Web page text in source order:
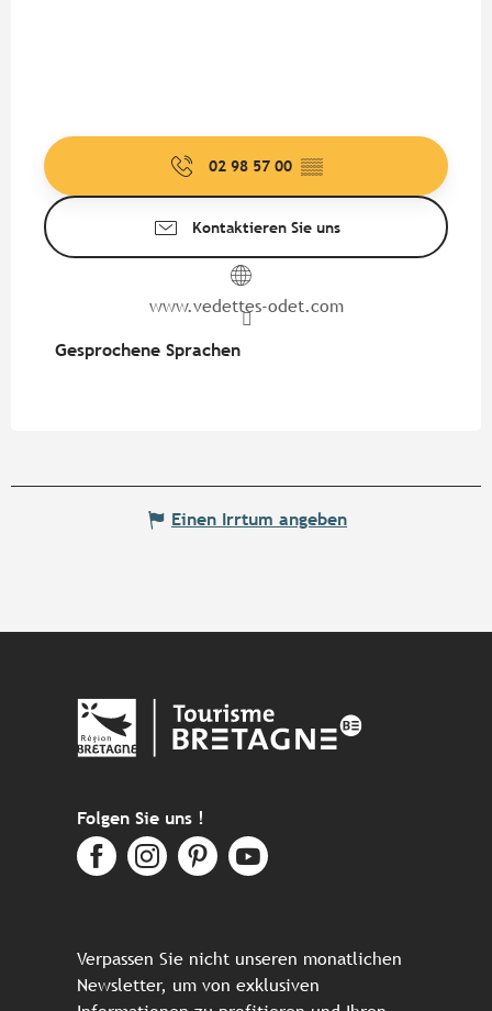
02 98 57 00 ▒▒
Kontaktieren Sie uns
www.vedettes-odet.com
Gesprochene Sprachen
Gesprochene Sprachen
Einen Irrtum angeben
Folgen Sie uns !
Verpassen Sie nicht unseren monatlichen
Newsletter, um von exklusiven